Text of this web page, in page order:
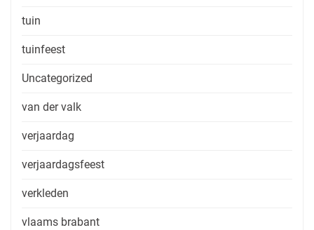
tuin
tuinfeest
Uncategorized
van der valk
verjaardag
verjaardagsfeest
verkleden
vlaams brabant